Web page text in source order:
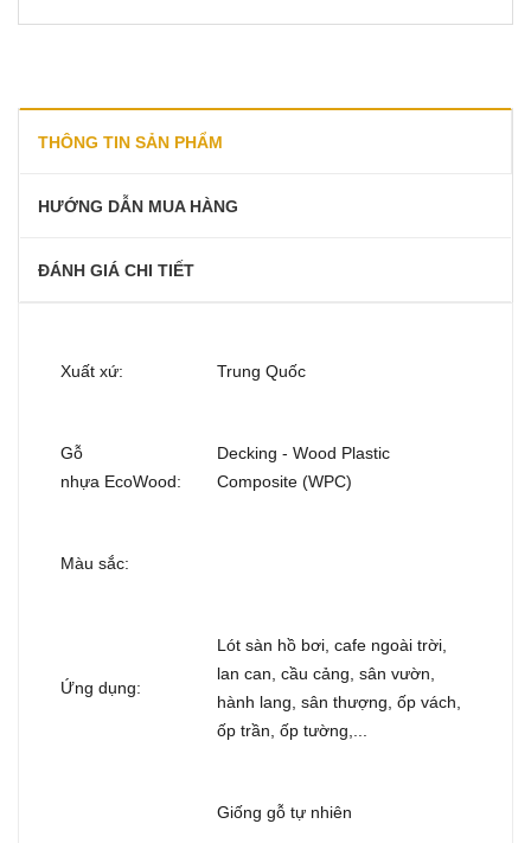
THÔNG TIN SẢN PHẨM
HƯỚNG DẪN MUA HÀNG
ĐÁNH GIÁ CHI TIẾT
Xuất xứ: Trung Quốc
Gỗ
nhựa EcoWood:
Decking - Wood Plastic
Composite (WPC)
Màu sắc:
Ứng dụng:
Lót sàn hồ bơi, cafe ngoài trời,
lan can, cầu cảng, sân vườn,
hành lang, sân thượng, ốp vách,
ốp trần, ốp tường,...
Giống gỗ tự nhiên